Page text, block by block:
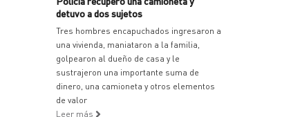
detuvo a dos sujetos
Tres hombres encapuchados ingresaron a
una vivienda, maniataron a la familia,
golpearon al dueño de casa y le
sustrajeron una importante suma de
dinero, una camioneta y otros elementos
de valor
Leer más